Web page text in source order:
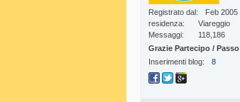
Registrato dal
Feb 2005
residenza
Viareggio
Messaggi
118,186
Grazie Partecipo / Passo
Inserimenti blog
8